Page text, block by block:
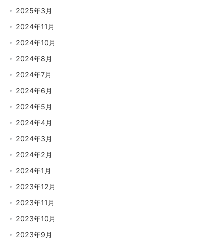
2025年3月
2024年11月
2024年10月
2024年8月
2024年7月
2024年6月
2024年5月
2024年4月
2024年3月
2024年2月
2024年1月
2023年12月
2023年11月
2023年10月
2023年9月